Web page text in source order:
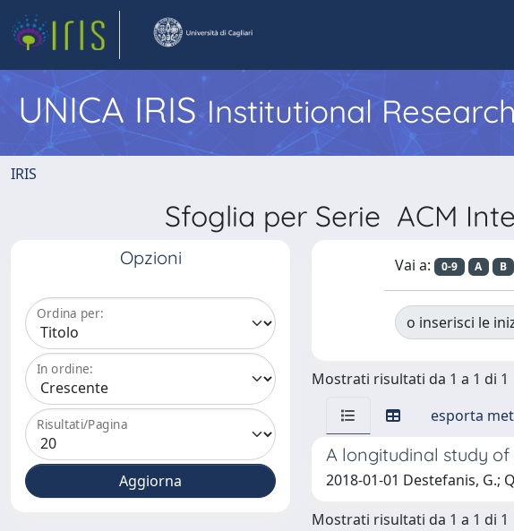
UNICA IRISInstitutional
IRIS
Sfoglia per Serie ACM
Opzioni
Ordina per:
In ordine:
Risultati/Pagina
Vai a: 0-9 A B
o inserisci le
Mostrati risultati da 1 a 1 di 1
esporta
A longitudinal study of
2018-01-01 Destefanis, G.;
Mostrati risultati da 1 a 1 di 1